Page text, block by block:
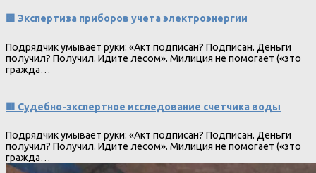
🟩 Экспертиза приборов учета электроэнергии
Подрядчик умывает руки: «Акт подписан? Подписан. Деньги
получил? Получил. Идите лесом». Милиция не помогает («это
гражда…
🟥 Судебно-экспертное исследование счетчика воды
Подрядчик умывает руки: «Акт подписан? Подписан. Деньги
получил? Получил. Идите лесом». Милиция не помогает («это
гражда…